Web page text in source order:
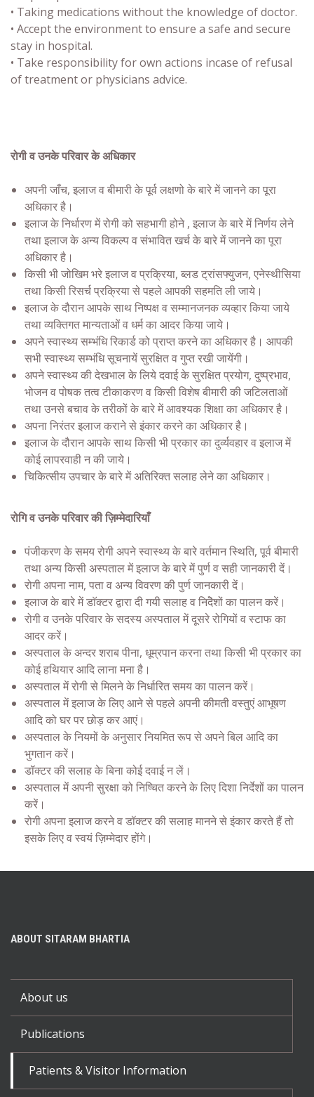
• Taking medications without the knowledge of doctor.
• Accept the environment to ensure a safe and secure
stay in hospital.
• Take responsibility for own actions incase of refusal
of treatment or physicians advice.
रोगी व उनके परिवार के अधिकार
अपनी जाँच, इलाज व बीमारी के पूर्व लक्षणो के बारे में जानने का पूरा
अधिकार है।
इलाज के निर्धारण में रोगी को सहभागी होने , इलाज के बारे में निर्णय लेने
तथा इलाज के अन्य विकल्प व संभावित खर्च के बारे में जानने का पूरा
अधिकार है।
किसी भी जोखिम भरे इलाज व प्रक्रिया, ब्लड ट्रांसफ्युजन, एनेस्थीसिया
तथा किसी रिसर्च प्रक्रिया से पहले आपकी सहमति ली जाये।
इलाज के दौरान आपके साथ निष्पक्ष व सम्मानजनक व्यव्हार किया जाये
तथा व्यक्तिगत मान्यताओं व धर्म का आदर किया जाये।
अपने स्वास्थ्य सम्भंधि रिकार्ड को प्राप्त करने का अधिकार है। आपकी
सभी स्वास्थ्य सम्भंधि सूचनायें सुरक्षित व गुप्त रखी जायेंगी।
अपने स्वास्थ्य की देखभाल के लिये दवाई के सुरक्षित प्रयोग, दुष्प्रभाव,
भोजन व पोषक तत्व टीकाकरण व किसी विशेष बीमारी की जटिलताओं
तथा उनसे बचाव के तरीकों के बारे में आवश्यक शिक्षा का अधिकार है।
अपना निरंतर इलाज कराने से इंकार करने का अधिकार है।
इलाज के दौरान आपके साथ किसी भी प्रकार का दुर्व्यवहार व इलाज में
कोई लापरवाही न की जाये।
चिकित्सीय उपचार के बारे में अतिरिक्त सलाह लेने का अधिकार।
रोगि व उनके परिवार की ज़िम्मेदारियाँ
पंजीकरण के समय रोगी अपने स्वास्थ्य के बारे वर्तमान स्थिति, पूर्व बीमारी
तथा अन्य किसी अस्पताल में इलाज के बारे में पुर्ण व सही जानकारी दें।
रोगी अपना नाम, पता व अन्य विवरण की पुर्ण जानकारी दें।
इलाज के बारे में डाॅक्टर द्वारा दी गयी सलाह व निदेॆशों का पालन करें।
रोगी व उनके परिवार के सदस्य अस्पताल में दूसरे रोगियों व स्टाफ का
आदर करें।
अस्पताल के अन्दर शराब पीना, धूम्रपान करना तथा किसी भी प्रकार का
कोई हथियार आदि लाना मना है।
अस्पताल में रोगी से मिलने के निर्धारित समय का पालन करें।
अस्पताल में इलाज के लिए आने से पहले अपनी कीमती वस्तुएं आभूषण
आदि को घर पर छोड़ कर आएं।
अस्पताल के नियमों के अनुसार नियमित रूप से अपने बिल आदि का
भुगतान करें।
डॉक्टर की सलाह के बिना कोई दवाई न लें।
अस्पताल में अपनी सुरक्षा को निष्चित करने के लिए दिशा निर्देशों का पालन
करें।
रोगी अपना इलाज करने व डॉक्टर की सलाह मानने से इंकार करते हैं तो
इसके लिए व स्वयं ज़िम्मेदार होंगे।
ABOUT SITARAM BHARTIA
About us
Publications
Patients & Visitor Information